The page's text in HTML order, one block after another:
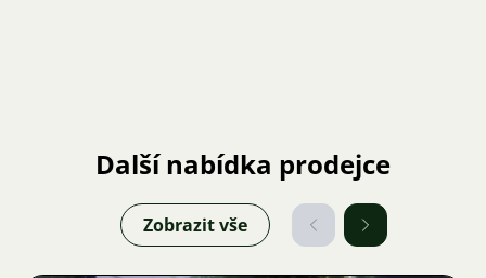
Další nabídka prodejce
Zobrazit vše